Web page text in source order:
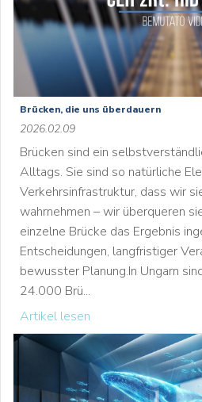
Brücken, die uns überdauern
2026.02.09
Brücken sind ein
Alltags. Sie sind so natürliche
Verkehrsinfrastruktur, dass wir
wahrnehmen – wir überqueren
einzelne Brücke das Ergebnis
Entscheidungen, langfristiger
bewusster Planung.In Ungarn
24.000 Brü...
Artikel lesen